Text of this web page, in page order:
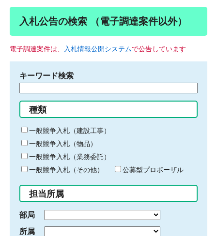
入札公告の検索 （電子調達案件以外）
電子調達案件は、 入札情報公開システムで公告しています
キーワード検索
る
キ
ー
ワ
ー
ド
入
力
種類
一般競争入札（建設工事）
一般競争入札（物品）
一般競争入札（業務委託）
一般競争入札（その他）
公募型プロポーザル
担当所属
部局
所属